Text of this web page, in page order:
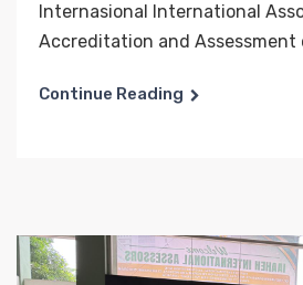
Internasional International
Accreditation and Assessment
Continue Reading